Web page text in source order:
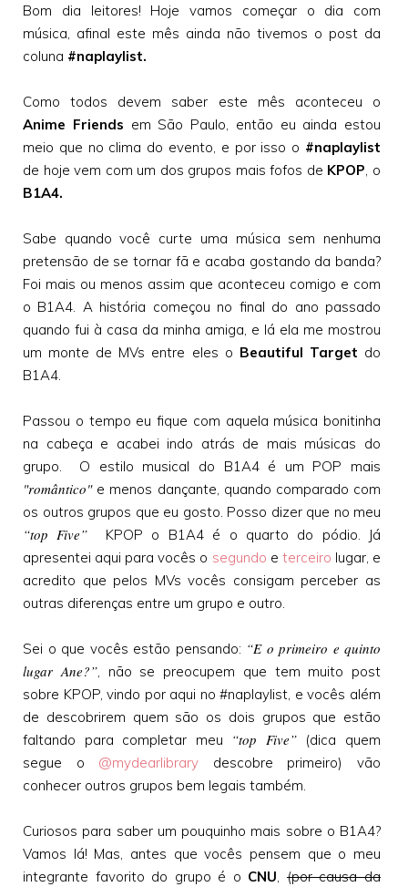
Bom dia leitores! Hoje vamos começar o dia com
música, afinal este mês ainda não tivemos o post da
coluna #naplaylist.
Como todos devem saber este mês aconteceu o
Anime Friends em São Paulo, então eu ainda estou
meio que no clima do evento, e por isso o #naplaylist
de hoje vem com um dos grupos mais fofos de KPOP, o
B1A4.
Sabe quando você curte uma música sem nenhuma
pretensão de se tornar fã e acaba gostando da banda?
Foi mais ou menos assim que aconteceu comigo e com
o B1A4. A história começou no final do ano passado
quando fui à casa da minha amiga, e lá ela me mostrou
um monte de MVs entre eles o Beautiful Target do
B1A4.
Passou o tempo eu fique com aquela música bonitinha
na cabeça e acabei indo atrás de mais músicas do
grupo. O estilo musical do B1A4 é um POP mais
"romântico" e menos dançante, quando comparado com
os outros grupos que eu gosto. Posso dizer que no meu
“top Five” KPOP o B1A4 é o quarto do pódio. Já
apresentei aqui para vocês o segundo e terceiro lugar, e
acredito que pelos MVs vocês consigam perceber as
outras diferenças entre um grupo e outro.
Sei o que vocês estão pensando: “E o primeiro e quinto
lugar Ane?”, não se preocupem que tem muito post
sobre KPOP, vindo por aqui no #naplaylist, e vocês além
de descobrirem quem são os dois grupos que estão
faltando para completar meu “top Five”(dica quem
segue o @mydearlibrary descobre primeiro) vão
conhecer outros grupos bem legais também.
Curiosos para saber um pouquinho mais sobre o B1A4?
Vamos lá! Mas, antes que vocês pensem que o meu
integrante favorito do grupo é o CNU, (por causa da